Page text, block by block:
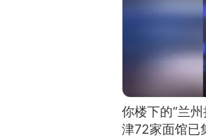
你楼下的“兰
津72家面馆已